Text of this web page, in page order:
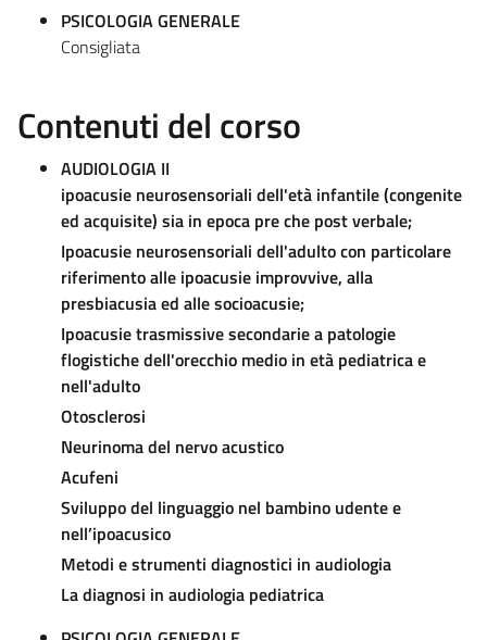
PSICOLOGIA GENERALE
Consigliata
Contenuti del corso
AUDIOLOGIA II
ipoacusie neurosensoriali dell'età infantile (congenite
ed acquisite) sia in epoca pre che post verbale;
Ipoacusie neurosensoriali dell'adulto con particolare
riferimento alle ipoacusie improvvive, alla
presbiacusia ed alle socioacusie;
Ipoacusie trasmissive secondarie a patologie
flogistiche dell'orecchio medio in età pediatrica e
nell'adulto
Otosclerosi
Neurinoma del nervo acustico
Acufeni
Sviluppo del linguaggio nel bambino udente e
nell’ipoacusico
Metodi e strumenti diagnostici in audiologia
La diagnosi in audiologia pediatrica